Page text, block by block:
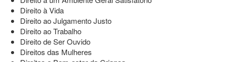
Direito à Vida
Direito ao Julgamento Justo
Direito ao Trabalho
Direito de Ser Ouvido
Direitos das Mulheres